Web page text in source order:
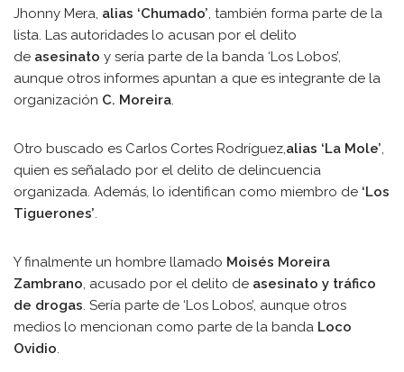
Jhonny Mera, alias ‘Chumado’, también forma parte de la
lista. Las autoridades lo acusan por el delito
de asesinato y sería parte de la banda ‘Los Lobos’,
aunque otros informes apuntan a que es integrante de la
organización C. Moreira.
Otro buscado es Carlos Cortes Rodríguez,alias ‘La Mole’,
quien es señalado por el delito de delincuencia
organizada. Además, lo identifican como miembro de ‘Los
Tiguerones’.
Y finalmente un hombre llamado Moisés Moreira
Zambrano, acusado por el delito de asesinato y tráfico
de drogas. Sería parte de ‘Los Lobos’, aunque otros
medios lo mencionan como parte de la banda Loco
Ovidio.